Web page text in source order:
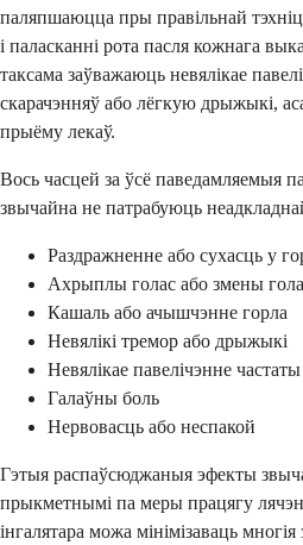
паляпшаюцца пры правільнай
і паласканні рота пасля кожнага
таксама заўважаюць невялікае
скарачэнняў або лёгкую дрыжыкі,
прыёму лекаў.
Вось часцей за ўсё паведамляемыя
звычайна не патрабуюць
Раздражненне або сухасць у
Ахрыплы голас або змены
Кашаль або ачышчэнне горла
Невялікі тремор або дрыжыкі
Невялікае павелічэнне
Галаўны боль
Нервовасць або неспакой
Гэтыя распаўсюджаныя эфекты
прыкметнымі па меры працягу
інгалятара можа мінімізаваць многія